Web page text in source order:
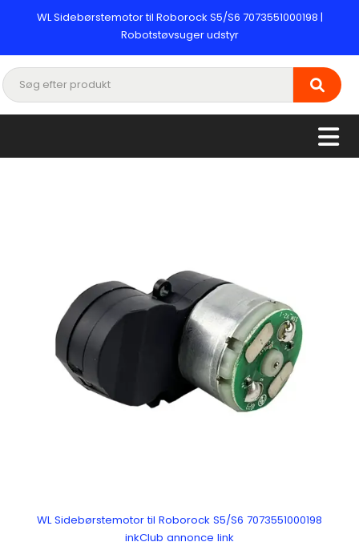
WL Sidebørstemotor til Roborock S5/S6 7073551000198 |
Robotstøvsuger udstyr
WL Sidebørstemotor til Roborock S5/S6 7073551000198
inkClub annonce link